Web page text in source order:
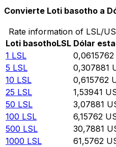
Convierte Loti basotho a
Rate information of LSL/
Loti basothoLSL Dólar
1 LSL 0,0615762
5 LSL 0,307881
10 LSL 0,615762
25 LSL 1,53941
50 LSL 3,07881
100 LSL 6,15762
500 LSL 30,7881
1000 LSL 61,5762